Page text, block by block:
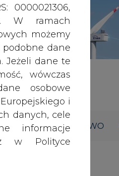
CIEPŁOWNICTWO
0000021306,
W ramach
możemy
podobne dane
Jeżeli dane te
wówczas
osobowe
i
danych, cele
informacje
w Polityce